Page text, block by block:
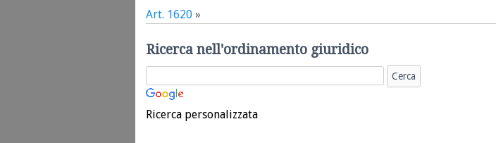
Art. 1620 »
Ricerca nell'ordinamento giuridico
Ricerca personalizzata